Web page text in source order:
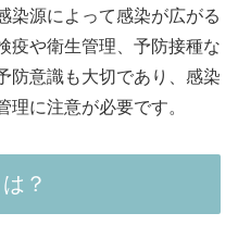
染源によって感染が広がる
疫や衛生管理、予防接種な
防意識も大切であり、感染
に注意が必要です。
？